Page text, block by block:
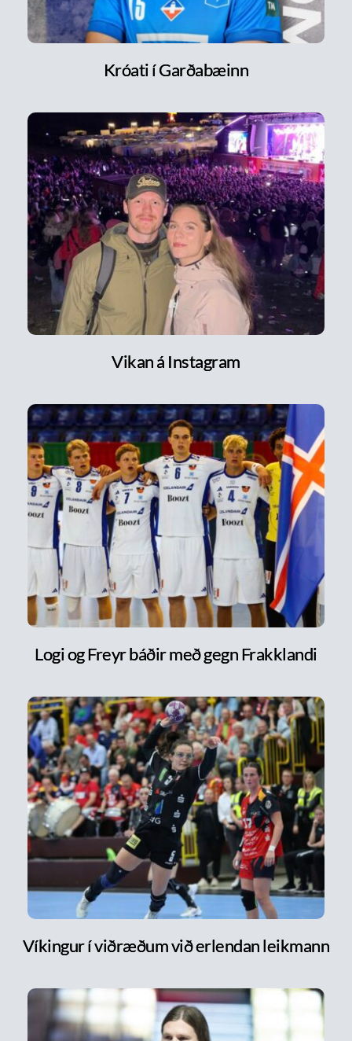
Króati í Garðabæinn
Vikan á Instagram
Logi og Freyr báðir með gegn Frakklandi
Víkingur í viðræðum við erlendan leikmann